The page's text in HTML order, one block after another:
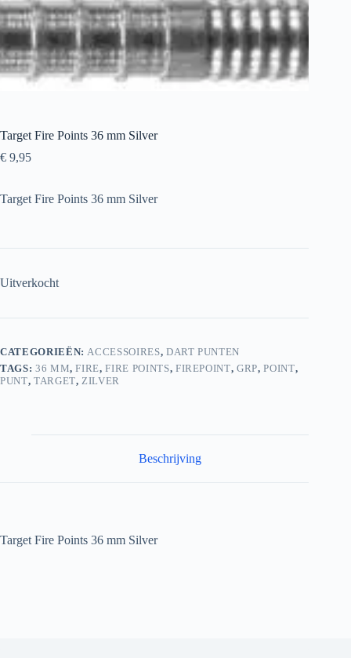
Target Fire Points 36 mm Silver
€ 9,95
Target Fire Points 36 mm Silver
Uitverkocht
CATEGORIEËN:ACCESSOIRES, DART PUNTEN
TAGS: 36 MM,FIRE,FIRE POINTS, FIREPOINT,GRP,POINT,
PUNT, TARGET,ZILVER
Beschrijving
Target Fire Points 36 mm Silver